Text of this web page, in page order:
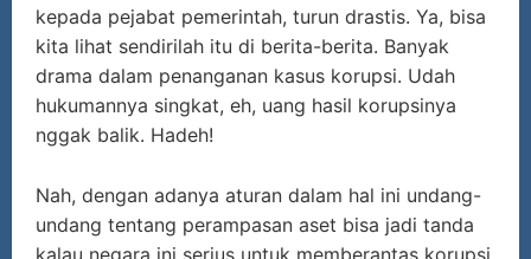
kepada pejabat pemerintah, turun drastis. Ya, bisa
kita lihat sendirilah itu di berita-berita. Banyak
drama dalam penanganan kasus korupsi. Udah
hukumannya singkat, eh, uang hasil korupsinya
nggak balik. Hadeh!
Nah, dengan adanya aturan dalam hal ini undang-
undang tentang perampasan aset bisa jadi tanda
kalau negara ini serius untuk memberantas korupsi.